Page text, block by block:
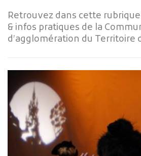
Plans d'accès
Retrouvez dans cette
& infos pratiques de la
d’agglomération du Territoire